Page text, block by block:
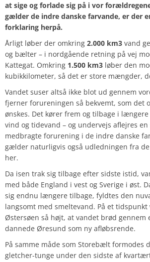
at sige og forlade sig på i vor
gælder de indre danske farvande, er der
forklaring herpå.
Årligt løber der omkring 2.000 km3 vand
og bælter – i nordgående retning på vej
Kattegat. Omkring 1.500 km3 løber den
kubikkilometer, så det er store mængder,
Vandet suser altså ikke blot ud gennem
fjerner forureningen så bekvemt, som det
ønskes. Det kører frem og tilbage i
vind og tidevand – og undervejs aflejres
medbragte forurening i de indre danske
gælder naturligvis også udledningen fra
her.
Da isen trak sig tilbage efter sidste istid,
med både England i vest og Sverige i øst.
sig endnu længere tilbage, fyldtes den
langsomt med smeltevand. På et
Østersøen så højt, at vandet brød gennem
dannede Øresund som ny afløbsrende.
På samme måde som Storebælt formodes
gletcher-tunge under den sidste af